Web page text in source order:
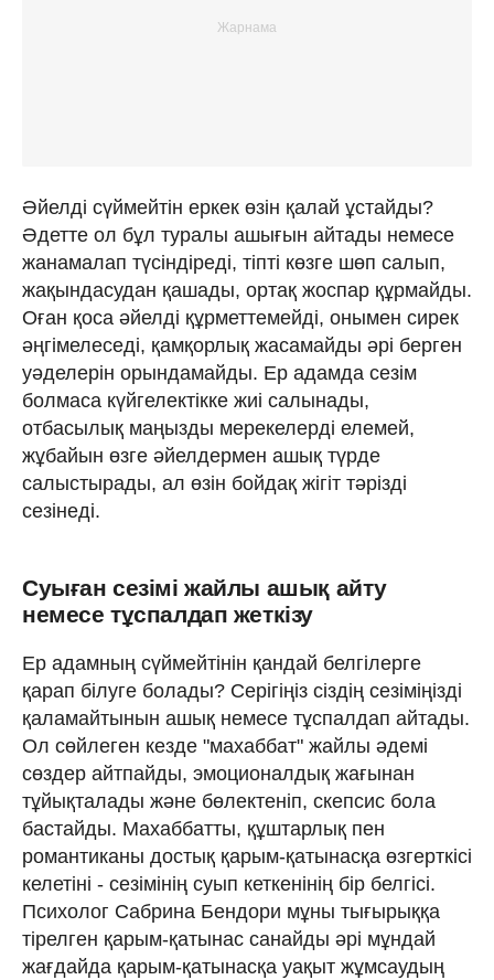
Әйелді сүймейтін еркек өзін қалай ұстайды?
Әдетте ол бұл туралы ашығын айтады немесе
жанамалап түсіндіреді, тіпті көзге шөп салып,
жақындасудан қашады, ортақ жоспар құрмайды.
Оған қоса әйелді құрметтемейді, онымен сирек
әңгімелеседі, қамқорлық жасамайды әрі берген
уәделерін орындамайды. Ер адамда сезім
болмаса күйгелектікке жиі салынады,
отбасылық маңызды мерекелерді елемей,
жұбайын өзге әйелдермен ашық түрде
салыстырады, ал өзін бойдақ жігіт тәрізді
сезінеді.
Суыған сезімі жайлы ашық айту
немесе тұспалдап жеткізу
Ер адамның сүймейтінін қандай белгілерге
қарап білуге болады? Серігіңіз сіздің сезіміңізді
қаламайтынын ашық немесе тұспалдап айтады.
Ол сөйлеген кезде "махаббат" жайлы әдемі
сөздер айтпайды, эмоционалдық жағынан
тұйықталады және бөлектеніп, скепсис бола
бастайды. Махаббатты, құштарлық пен
романтиканы достық қарым-қатынасқа өзгерткісі
келетіні - сезімінің суып кеткенінің бір белгісі.
Психолог Сабрина Бендори мұны тығырыққа
тірелген қарым-қатынас санайды әрі мұндай
жағдайда қарым-қатынасқа уақыт жұмсаудың